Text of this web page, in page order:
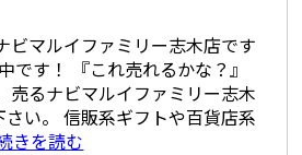
ビマルイファミリー志木店です
です！ 『これ売れるかな？』
売るナビマルイファミリー志木
い。 信販系ギフトや百貨店系
きを読む